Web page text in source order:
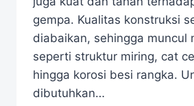
gempa. Kualitas konstruksi
diabaikan, sehingga muncul
seperti struktur miring, cat
hingga korosi besi rangka.
dibutuhkan…